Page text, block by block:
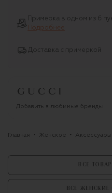
Примерка в одном из 6
Подробнее
Доставка с примеркой
Добавить в любимые бренды
Главная Женское Аксессуары
ВСЕ
ВСЕ ЖЕНСКИЕ